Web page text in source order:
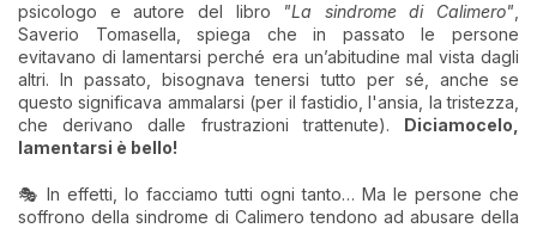
psicologo e autore del libro
"La sindrome di Calimero"
Saverio Tomasella, spiega che in passato le persone
evitavano di lamentarsi perché era un’abitudine mal vista dagli
altri. In passato, bisognava tenersi tutto per sé, anche se
questo significava ammalarsi (per il fastidio, l'ansia, la tristezza,
che derivano dalle frustrazioni trattenute). Diciamocelo,
lamentarsi è bello!
🎭 In effetti, lo facciamo tutti ogni tanto… Ma le persone che
soffrono della sindrome di Calimero tendono ad abusare della